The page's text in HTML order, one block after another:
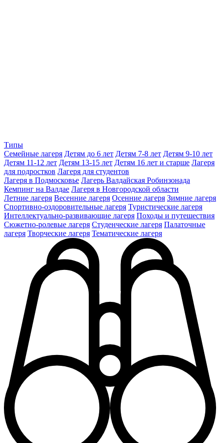
Типы
Семейные лагеря Детям до 6 лет Детям 7-8 лет Детям 9-10 лет
Детям 11-12 лет Детям 13-15 лет Детям 16 лет и старше Лагеря
для подростков Лагеря для студентов
Лагеря в Подмосковье Лагерь Валдайская Робинзонада
Кемпинг на Валдае Лагеря в Новгородской области
Летние лагеря Весенние лагеря Осенние лагеря Зимние лагеря
Спортивно-оздоровительные лагеря Туристические лагеря
Интеллектуально-развивающие лагеря Походы и путешествия
Сюжетно-ролевые лагеря Студенческие лагеря Палаточные
лагеря Творческие лагеря Тематические лагеря